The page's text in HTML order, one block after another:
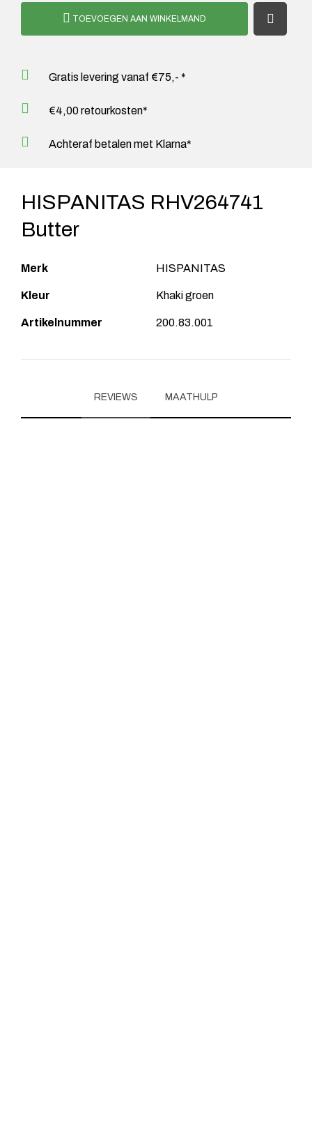
TOEVOEGEN AAN WINKELMAND
Gratis levering vanaf €75,- *
€4,00 retourkosten*
Achteraf betalen met Klarna*
HISPANITAS RHV264741
Butter
Merk HISPANITAS
Kleur Khaki groen
Artikelnummer 200.83.001
REVIEWS MAATHULP